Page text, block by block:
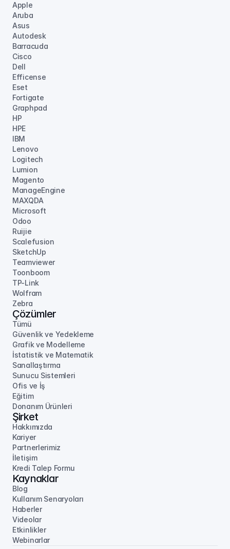
Apple
Aruba
Asus
Autodesk
Barracuda
Cisco
Dell
Efficense
Eset
Fortigate
Graphpad
HP
HPE
IBM
Lenovo
Logitech
Lumion
Magento
ManageEngine
MAXQDA
Microsoft
Odoo
Ruijie
Scalefusion
SketchUp
Teamviewer
Toonboom
TP-Link
Wolfram
Zebra
Çözümler
Tümü
Güvenlik ve Yedekleme
Grafik ve Modelleme
İstatistik ve Matematik
Sanallaştırma
Sunucu Sistemleri
Ofis ve İş
Eğitim
Donanım Ürünleri
Şirket
Hakkımızda
Kariyer
Partnerlerimiz
İletişim
Kredi Talep Formu
Kaynaklar
Blog
Kullanım Senaryoları
Haberler
Videolar
Etkinlikler
Webinarlar